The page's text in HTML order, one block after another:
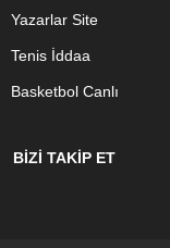
Yazarlar Site
Tenis İddaa
Basketbol Canlı
BİZİ TAKİP ET